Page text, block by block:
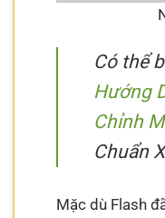
Có thể
Hướng
Chỉnh
Chuẩn
Mặc dù Flash